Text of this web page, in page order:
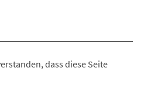
dass diese Seite